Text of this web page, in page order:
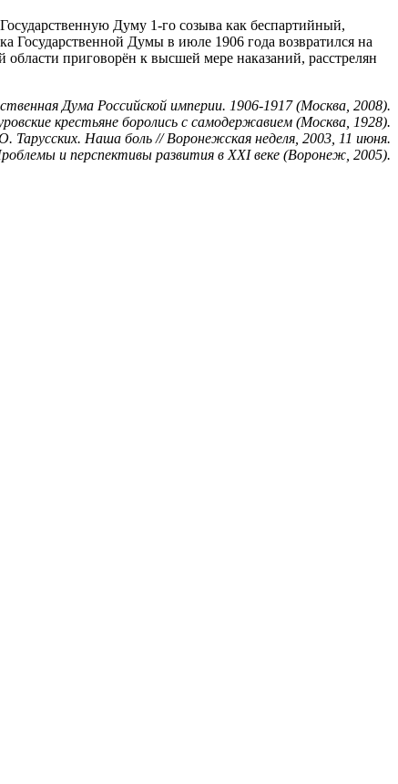
Думу 1-го созыва как беспартийный,
Государственной Думы в июле 1906 года возвратился на
приговорён к высшей мере наказаний, расстрелян
Дума Российской империи. 1906-1917 (Москва, 2008).
крестьяне боролись с самодержавием (Москва, 1928).
Тарусских. Наша боль // Воронежская неделя, 2003, 11 июня.
и перспективы развития в ХХI веке (Воронеж, 2005).